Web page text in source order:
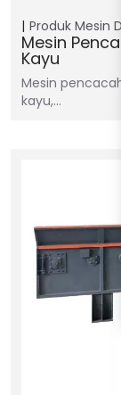
Produk Mesin
Mesin
Kayu
Mesin
kayu,…